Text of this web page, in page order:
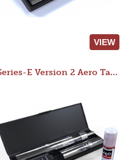
VIEW
Series-E Version 2 Aero Tank Starter Kit